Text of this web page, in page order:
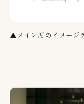
▲メイン席のイメージ